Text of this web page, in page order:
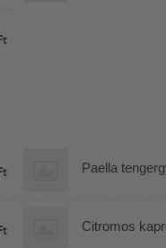
Paella
Citromos